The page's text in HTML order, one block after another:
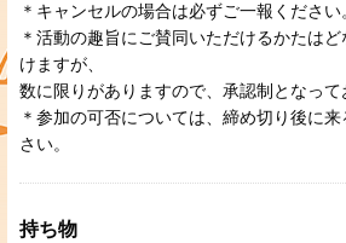
＊キャンセルの場合は必ずご一報ください
＊活動の趣旨にご賛同いただけるかたは
けますが、
数に限りがありますので、承認制となって
＊参加の可否については、締め切り後に
さい。
持ち物